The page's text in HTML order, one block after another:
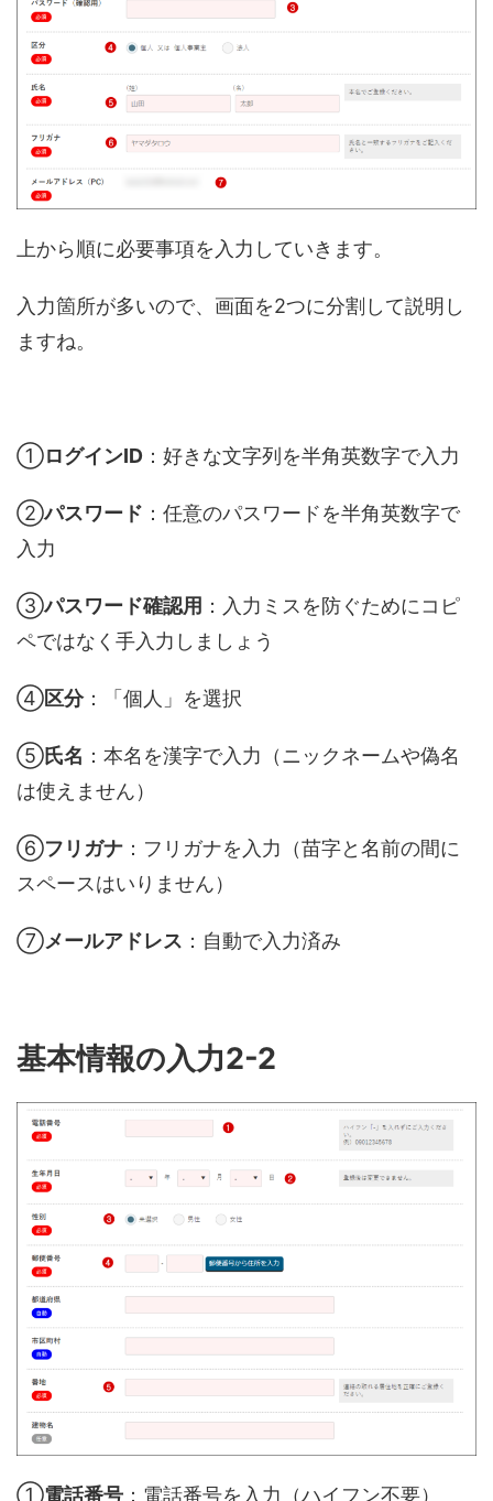
上から順に必要事項を入力していきます。
入力箇所が多いので、画面を2つに分割して説明し
ますね。
①ログインID ：好きな文字列を半角英数字で入力
②パスワード ：任意のパスワードを半角英数字で
入力
③パスワード確認用 ：入力ミスを防ぐためにコピ
ペではなく手入力しましょう
④区分：「個人」を選択
⑤氏名 ：本名を漢字で入力（ニックネームや偽名
は使えません）
⑥フリガナ ：フリガナを入力（苗字と名前の間に
スペースはいりません）
⑦メールアドレス ：自動で入力済み
基本情報の入力2-2
①電話番号 ：電話番号を入力（ハイフン不要）